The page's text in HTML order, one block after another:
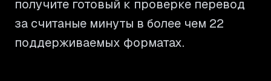
получите готовый к проверке перевод
за считаные минуты в более чем 22
поддерживаемых форматах.